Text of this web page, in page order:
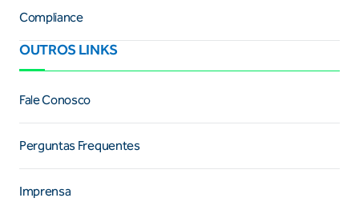
Compliance
OUTROS LINKS
Fale Conosco
Perguntas Frequentes
Imprensa